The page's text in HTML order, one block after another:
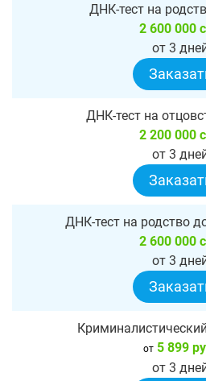
ДНК-тест на
2 600 000
от 3
ДНК-тест на
2 200 000
от 3
ДНК-тест на родство
2 600 000
от 3
от 5 899
от 3